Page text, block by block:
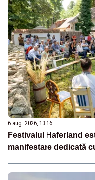
6 aug. 2026, 13:16
Festivalul Haferland
manifestare dedicată